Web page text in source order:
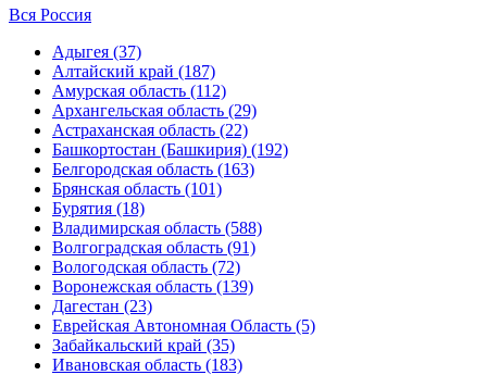
Вся Россия
Адыгея (37)
Алтайский край (187)
Амурская область (112)
Архангельская область (29)
Астраханская область (22)
Башкортостан (Башкирия) (192)
Белгородская область (163)
Брянская область (101)
Бурятия (18)
Владимирская область (588)
Волгоградская область (91)
Вологодская область (72)
Воронежская область (139)
Дагестан (23)
Еврейская Автономная Область (5)
Забайкальский край (35)
Ивановская область (183)